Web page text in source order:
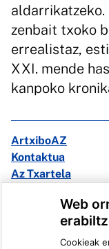
aldarrikatzeko.
zenbait txoko
errealistaz,
XXI. mende
kanpoko
ArtxiboAZ
Kontaktua
Az Txartela
Web
Cookieak